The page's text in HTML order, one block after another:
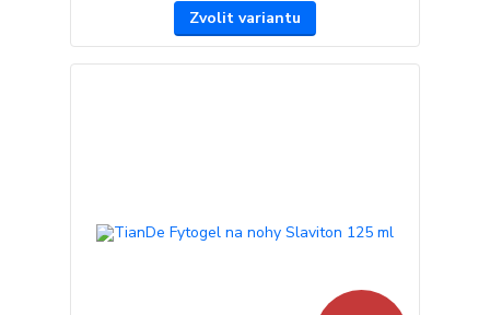
Zvolit variantu